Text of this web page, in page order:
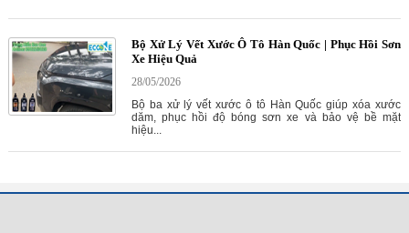
Bộ Xử Lý Vết Xước Ô Tô Hàn Quốc | Phục Hồi Sơn
Xe Hiệu Quả
28/05/2026
Bộ ba xử lý vết xước ô tô Hàn Quốc giúp xóa xước
dăm, phục hồi độ bóng sơn xe và bảo vệ bề mặt
hiệu...